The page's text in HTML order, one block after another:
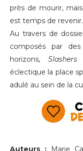
près de mourir,
est temps de revenir.
Au travers de
composés par
horizons, Slashers
éclectique la place
adulé au sein de la
Auteurs :
Marie